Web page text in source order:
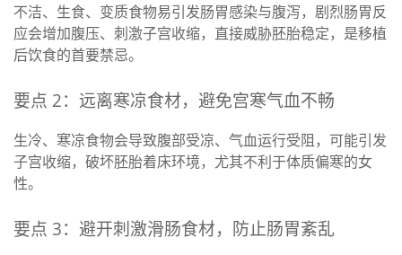
不洁、生食、变质食物易引发肠胃感染与腹泻，剧烈肠胃反
应会增加腹压、刺激子宫收缩，直接威胁胚胎稳定，是移植
后饮食的首要禁忌。
要点 2：远离寒凉食材，避免宫寒气血不畅
生冷、寒凉食物会导致腹部受凉、气血运行受阻，可能引发
子宫收缩，破坏胚胎着床环境，尤其不利于体质偏寒的女
性。
要点 3：避开刺激滑肠食材，防止肠胃紊乱